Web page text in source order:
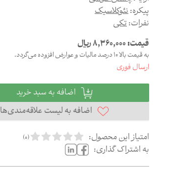
پیکره:نئوکلاسیک
نفرات:تکی
قیمت:8,360,000ریال
به قیمت بالا 10 درصد مالیات و عوارض افزوده می‌گردد.
ارسال فوری
اضافه به سبد خرید
اضافه به لیست علاقه‌مندی‌ها
امتیاز این محصول:
(
0
)
به اشتراک گذاری: